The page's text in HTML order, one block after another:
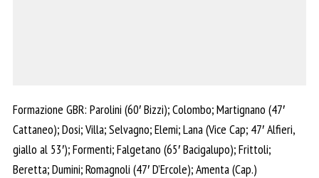
Formazione GBR: Parolini (60′ Bizzi); Colombo; Martignano (47′
Cattaneo); Dosi; Villa; Selvagno; Elemi; Lana (Vice Cap; 47′ Alfieri,
giallo al 53′); Formenti; Falgetano (65′ Bacigalupo); Frittoli;
Beretta; Dumini; Romagnoli (47′ D’Ercole); Amenta (Cap.)